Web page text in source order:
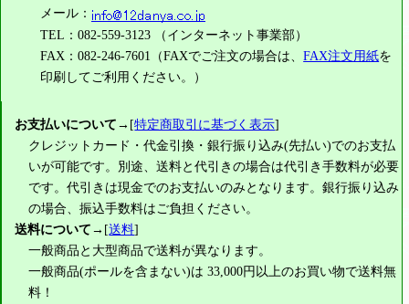
メール：
TEL：082-559-3123 （インターネット事業部）
FAX：082-246-7601（FAXでご注文の場合は、FAX注文用紙を
印刷してご利用ください。）
お支払いについて→[特定商取引に基づく表示]
クレジットカード・代金引換・銀行振り込み(先払い)でのお支払
いが可能です。別途、送料と代引きの場合は代引き手数料が必要
です。代引きは現金でのお支払いのみとなります。銀行振り込み
の場合、振込手数料はご負担ください。
送料について→[送料]
一般商品と大型商品で送料が異なります。
一般商品(ポールを含まない)は 33,000円 以上のお買い物で送料無
料！